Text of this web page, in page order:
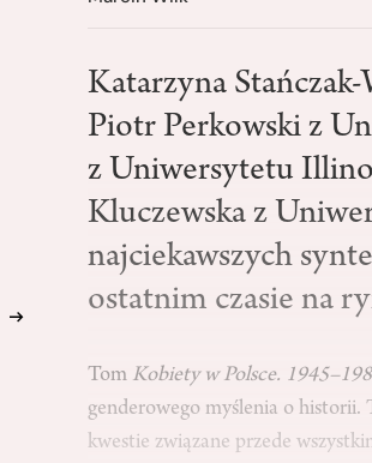
Katarzyna
Piotr Perkowski z
z Uniwersytetu
Kluczewska z
najciekawszych
ostatnim czasie na
Tom Kobiety w Polsce.
genderowego myślenia o
kwestie związane przede